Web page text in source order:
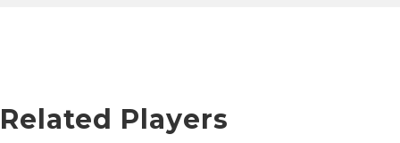
Related Players